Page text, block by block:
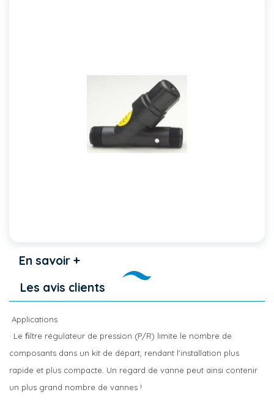
En savoir +
Les avis clients
Applications
· Le ﬁltre régulateur de pression (P/R) limite le nombre de
composants dans un kit de départ, rendant l'installation plus
rapide et plus compacte. Un regard de vanne peut ainsi contenir
un plus grand nombre de vannes !